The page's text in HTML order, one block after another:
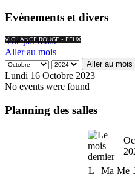
Evènements et divers
VIGILANCE ROUGE - FEUX
Vue par mois
Aller au mois
Aller au mois
Lundi 16 Octobre 2023
No events were found
Planning des salles
L
Ma Me